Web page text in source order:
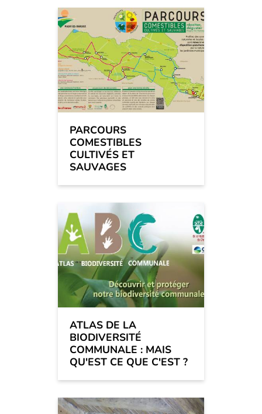
PARCOURS
COMESTIBLES
CULTIVÉS ET
SAUVAGES
ATLAS DE LA
BIODIVERSITÉ
COMMUNALE : MAIS
QU'EST CE QUE C'EST ?